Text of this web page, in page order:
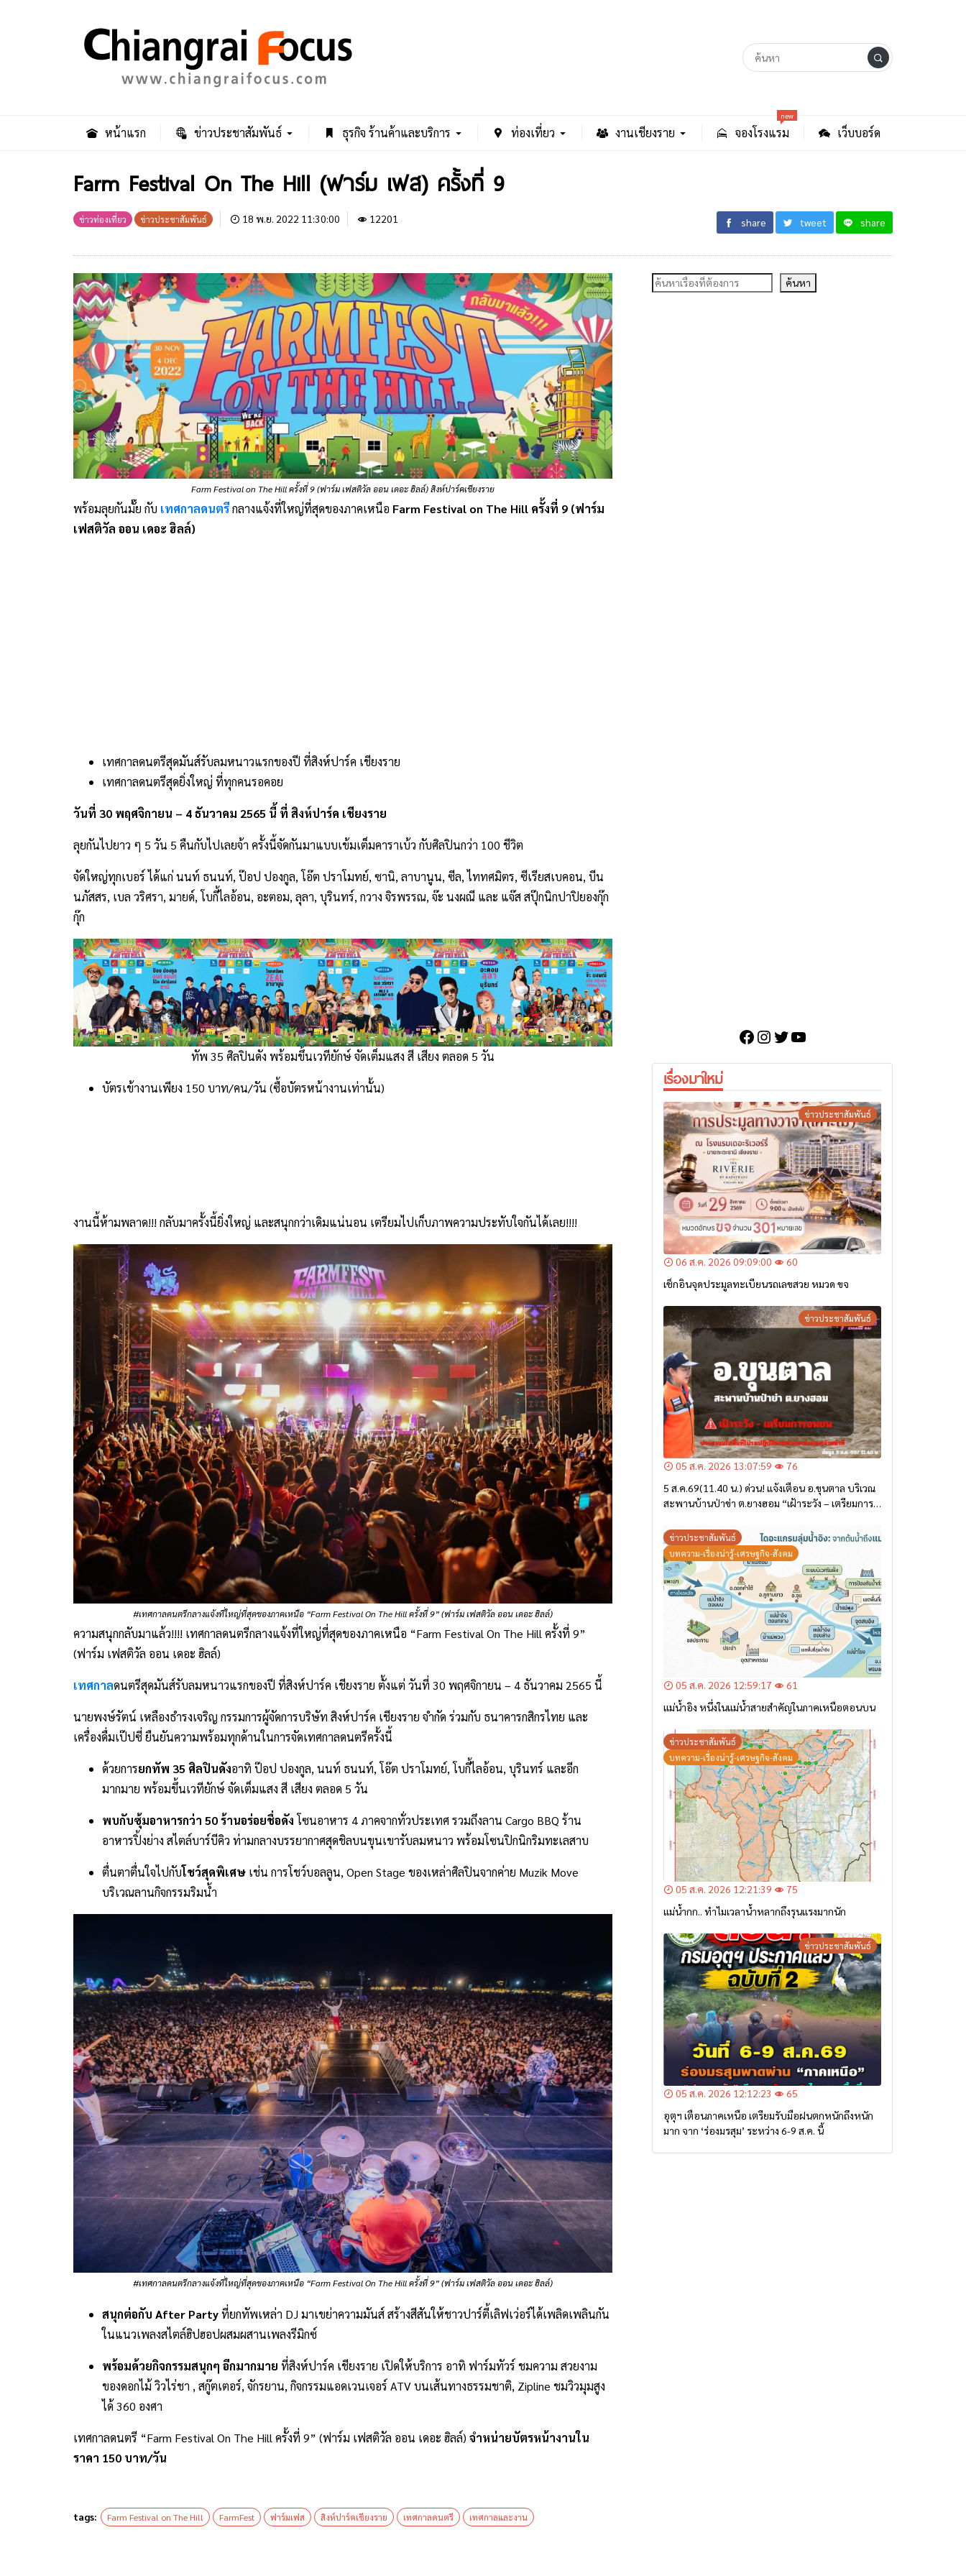
หน้าแรก ข่าวประชาสัมพันธ์ ธุรกิจ ร้านค้าและบริการ ท่องเที่ยว งานเชียงราย จองโรงแรม
new
เว็บบอร์ด
Farm Festival On The Hill (ฟาร์ม เฟส) ครั้งที่ 9
ข่าวท่องเที่ยว ข่าวประชาสัมพันธ์ 18 พ.ย. 2022 11:30:00 12201 share tweet share
Farm Festival on The Hill ครั้งที่ 9 (ฟาร์ม เฟสติวัล ออน เดอะ ฮิลล์) สิงห์ปาร์คเชียงราย
พร้อมลุยกันมั๊ย กับ เทศกาลดนตรีกลางแจ้งที่ใหญ่ที่สุดของภาคเหนือ Farm Festival on The Hill ครั้งที่ 9 (ฟาร์ม
เฟสติวัล ออน เดอะ ฮิลล์)
เทศกาลดนตรีสุดมันส์รับลมหนาวแรกของปี ที่สิงห์ปาร์ค เชียงราย
เทศกาลดนตรีสุดยิ่งใหญ่ ที่ทุกคนรอคอย
วันที่ 30 พฤศจิกายน – 4 ธันวาคม 2565 นี้ ที่ สิงห์ปาร์ค เชียงราย
ลุยกันไปยาว ๆ 5 วัน 5 คืนกับไปเลยจ้า ครั้งนี้จัดกันมาแบบเข้มเต็มคาราเบ้ว กับศิลปินกว่า 100 ชีวิต
จัดใหญ่ทุกเบอร์ ได้แก่ นนท์ ธนนท์, ป๊อป ปองกูล, โอ๊ต ปราโมทย์, ซานิ, ลาบานูน, ซีล, ไททศมิตร, ซีเรียสเบคอน, บีน
นภัสสร, เบล วริศรา, มายด์, โบกี้ไลอ้อน, อะตอม, ลุลา, บุรินทร์, กวาง จิรพรรณ, จ๊ะ นงผณี และ แจ๊ส สปุ๊กนิกปาปิยองกุ๊ก
กุ๊ก
ทัพ 35 ศิลปินดัง พร้อมขึ้นเวทียักษ์ จัดเต็มแสง สี เสียง ตลอด 5 วัน
บัตรเข้างานเพียง 150 บาท/คน/วัน (ซื้อบัตรหน้างานเท่านั้น)
งานนี้ห้ามพลาด!!! กลับมาครั้งนี้ยิ่งใหญ่ และสนุกกว่าเดิมแน่นอน เตรียมไปเก็บภาพความประทับใจกันได้เลย!!!!
#เทศกาลดนตรีกลางแจ้งที่ใหญ่ที่สุดของภาคเหนือ “Farm Festival On The Hill ครั้งที่ 9” (ฟาร์ม เฟสติวัล ออน เดอะ ฮิลล์)
ความสนุกกลับมาแล้ว!!!! เทศกาลดนตรีกลางแจ้งที่ใหญ่ที่สุดของภาคเหนือ “Farm Festival On The Hill ครั้งที่ 9”
(ฟาร์ม เฟสติวัล ออน เดอะ ฮิลล์)
เทศกาลดนตรีสุดมันส์รับลมหนาวแรกของปี ที่สิงห์ปาร์ค เชียงราย ตั้งแต่ วันที่ 30 พฤศจิกายน – 4 ธันวาคม 2565 นี้
นายพงษ์รัตน์ เหลืองธำรงเจริญ กรรมการผู้จัดการบริษัท สิงห์ปาร์ค เชียงราย จำกัด ร่วมกับ ธนาคารกสิกรไทย และ
เครื่องดื่มเป๊ปซี่ ยืนยันความพร้อมทุกด้านในการจัดเทศกาลดนตรีครั้งนี้
ด้วยการยกทัพ 35 ศิลปินดังอาทิ ป๊อป ปองกูล, นนท์ ธนนท์, โอ๊ต ปราโมทย์, โบกี้ไลอ้อน, บุรินทร์ และอีก
มากมาย พร้อมขึ้นเวทียักษ์ จัดเต็มแสง สี เสียง ตลอด 5 วัน
พบกับซุ้มอาหารกว่า 50 ร้านอร่อยชื่อดัง โซนอาหาร 4 ภาคจากทั่วประเทศ รวมถึงลาน Cargo BBQ ร้าน
อาหารปิ้งย่าง สไตล์บาร์บีคิว ท่ามกลางบรรยากาศสุดชิลบนขุนเขารับลมหนาว พร้อมโซนปิกนิกริมทะเลสาบ
ตื่นตาตื่นใจไปกับโชว์สุดพิเศษ เช่น การโชว์บอลลูน, Open Stage ของเหล่าศิลปินจากค่าย Muzik Move
บริเวณลานกิจกรรมริมน้ำ
#เทศกาลดนตรีกลางแจ้งที่ใหญ่ที่สุดของภาคเหนือ “Farm Festival On The Hill ครั้งที่ 9” (ฟาร์ม เฟสติวัล ออน เดอะ ฮิลล์)
สนุกต่อกับ After Partyที่ยกทัพเหล่า DJ มาเขย่าความมันส์ สร้างสีสันให้ชาวปาร์ตี้เลิฟเว่อร์ได้เพลิดเพลินกัน
ในแนวเพลงสไตล์ฮิปฮอปผสมผสานเพลงรีมิกซ์
พร้อมด้วยกิจกรรมสนุกๆ อีกมากมาย ที่สิงห์ปาร์ค เชียงราย เปิดให้บริการ อาทิ ฟาร์มทัวร์ ชมความ สวยงาม
ของดอกไม้ วิวไร่ชา , สกู๊ตเตอร์, จักรยาน, กิจกรรมแอดเวนเจอร์ ATV บนเส้นทางธรรมชาติ, Zipline ชมวิวมุมสูง
ได้ 360 องศา
เทศกาลดนตรี “Farm Festival On The Hill ครั้งที่ 9” (ฟาร์ม เฟสติวัล ออน เดอะ ฮิลล์) จำหน่ายบัตรหน้างานใน
ราคา 150 บาท/วัน
tags: Farm Festival on The Hill FarmFest ฟาร์มเฟส สิงห์ปาร์คเชียงราย เทศกาลดนตรี เทศกาลและงาน
ค้นหา ค้นหา
Facebook
Instagram
Twitter
YouTube
เรื่องมาใหม่
ข่าวประชาสัมพันธ์
06 ส.ค. 2026 09:09:00
60
เช็กอินจุดประมูลทะเบียนรถเลขสวย หมวด ขจ
ข่าวประชาสัมพันธ์
05 ส.ค. 2026 13:07:59
76
5 ส.ค.69(11.40 น.) ด่วน! แจ้งเตือน อ.ขุนตาล บริเวณ
สะพานบ้านป่าข่า ต.ยางฮอม “เฝ้าระวัง – เตรียมการ
ข่าวประชาสัมพันธ์
บทความ-เรื่องน่ารู้-เศรษฐกิจ-สังคม
05 ส.ค. 2026 12:59:17
61
แม่น้ำอิง หนึ่งในแม่น้ำสายสำคัญในภาคเหนือตอนบน
ข่าวประชาสัมพันธ์
บทความ-เรื่องน่ารู้-เศรษฐกิจ-สังคม
05 ส.ค. 2026 12:21:39
75
แม่น้ำกก.. ทำไมเวลาน้ำหลากถึงรุนแรงมากนัก
ข่าวประชาสัมพันธ์
05 ส.ค. 2026 12:12:23
65
อุตุฯ เตือนภาคเหนือ เตรียมรับมือฝนตกหนักถึงหนัก
มาก จาก ‘ร่องมรสุม’ ระหว่าง 6-9 ส.ค. นี้